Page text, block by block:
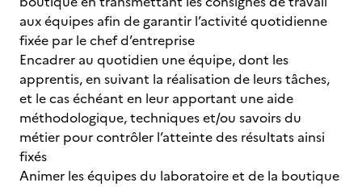
aux équipes afin de garantir l’activité quotidienne
fixée par le chef d’entreprise
Encadrer au quotidien une équipe, dont les
apprentis, en suivant la réalisation de leurs tâches,
et le cas échéant en leur apportant une aide
méthodologique, techniques et/ou savoirs du
métier pour contrôler l’atteinte des résultats ainsi
fixés
Animer les équipes du laboratoire et de la boutique